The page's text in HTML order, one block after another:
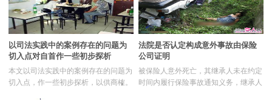
中“唯结果论”的做法，与结果无价值论
的内在逻辑相契合；结果无价值论的兴
起，为“唯结果论”的做法提供了理论根
据。我国刑法对防卫过当的规定不同于
日本刑法的相关规定，故不应借鉴立基
可。
以司法实践中的案例存在的问题为
切入点对自首作一些初步探析
本文以司法实践中的案例存在的问题为
切入点，作一些初步探析，以供商榷。
法院是否认定构成意外事故由保险
公司证明
被保险人意外死亡，其继承人未在约定
时间内履行保险事故通知义务，继承人